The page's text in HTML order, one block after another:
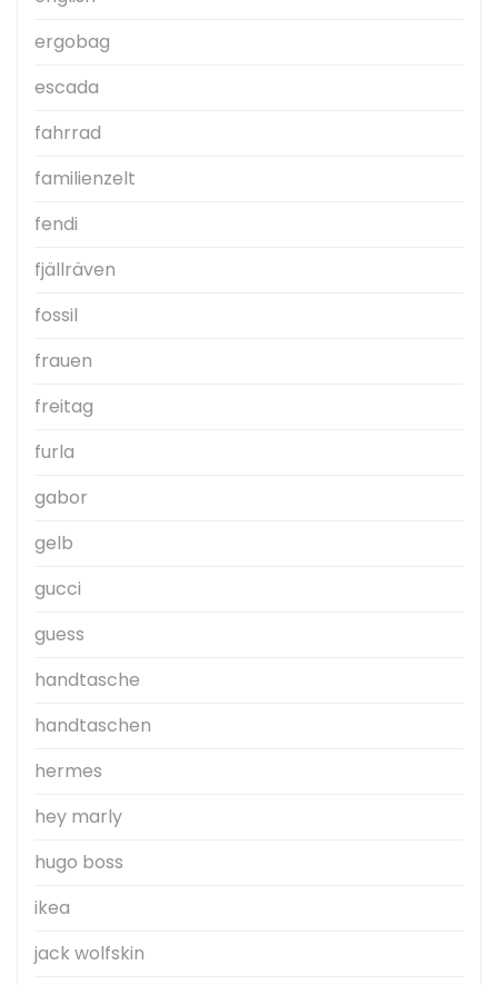
ergobag
escada
fahrrad
familienzelt
fendi
fjällräven
fossil
frauen
freitag
furla
gabor
gelb
gucci
guess
handtasche
handtaschen
hermes
hey marly
hugo boss
ikea
jack wolfskin